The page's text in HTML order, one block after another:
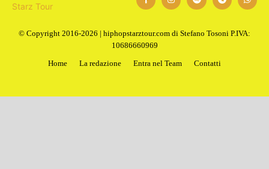
1
© Copyright 2016-2026 | hiphopstarztour.com di Stefano Tosoni P.IVA:
10686660969
Home
La redazione Entra nel Team Contatti